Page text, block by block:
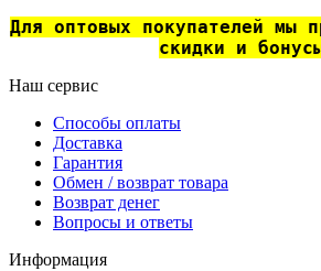
Для оптовых покупателей мы
скидки и
Наш сервис
Способы оплаты
Доставка
Гарантия
Обмен / возврат товара
Возврат денег
Вопросы и ответы
Информация